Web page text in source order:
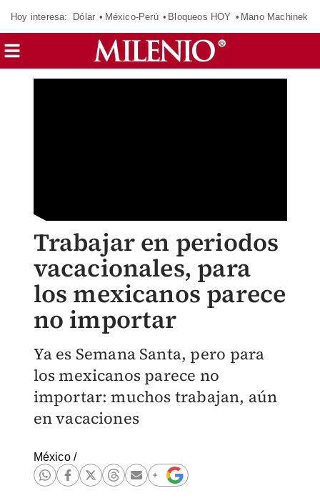
Hoy interesa: Dólar México-Perú Bloqueos HOY Mano Machinek
Trabajar en periodos
vacacionales, para
los mexicanos parece
no importar
Ya es Semana Santa, pero para
los mexicanos parece no
importar: muchos trabajan, aún
en vacaciones
México/